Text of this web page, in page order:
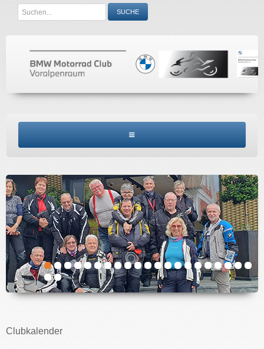
Search
...
SUCHE
CLUBINFO
TERMINE
ACCESSORIES
KONTAKT
IMPRESSUM
Clubkalender